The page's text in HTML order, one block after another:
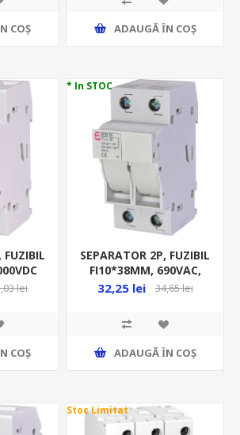
COŞ ADAUGĂ ȊN COŞ
FUZIBIL
JT,
lei
COŞ
* In STOC
SEPARATOR 2P, FUZIBIL
FI10*38MM, 690VAC,
MAX 32A, AC 22B, EFD
32,25 lei 34,65 lei
ADAUGĂ ȊN COŞ
Stoc Limitat